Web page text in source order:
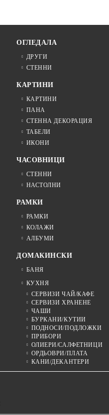
ОГЛЕДАЛА
ДРУГИ
СТЕННИ
КАРТИНИ
КАРТИНИ
ПАНА
СТЕННА ДЕКОРАЦИЯ
ТАБЕЛИ
ИКОНИ
ЧАСОВНИЦИ
СТЕННИ
НАСТОЛНИ
РАМКИ
РАМКИ
КОЛАЖИ
АЛБУМИ
ДОМАКИНСКИ
БАНЯ
КУХНЯ
СЕРВИЗИ ЧАЙ/КАФЕ
СЕРВИЗИ ХРАНЕНЕ
ЧАШИ
БУРКАНИ/КУТИИ
ПОДНОСИ/ПОДЛОЖКИ
ПРИБОРИ
ОЛИЕРИ/САЛФЕТНИЦИ
ОРДЬОВРИ/ПЛАТА
КАНИ/ДЕКАНТЕРИ